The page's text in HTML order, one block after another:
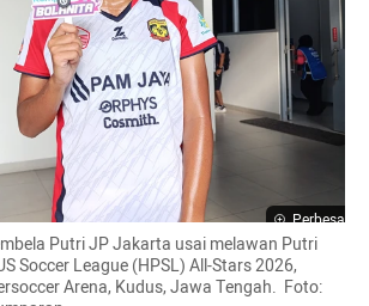
Perbesar
Putri JP Jakarta usai melawan Putri
Soccer League (HPSL) All-Stars 2026,
Arena, Kudus, Jawa Tengah.  Foto: